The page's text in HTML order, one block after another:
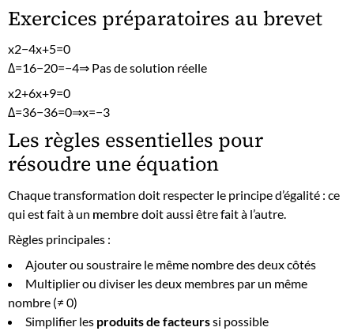
Exercices préparatoires au brevet
x2−4x+5=0
Δ=16−20=−4⇒ Pas de solution réelle
x2+6x+9=0
Δ=36−36=0⇒x=−3
Les règles essentielles pour
résoudre une équation
Chaque transformation doit respecter le principe d’égalité : ce
qui est fait à un membre doit aussi être fait à l’autre.
Règles principales :
Ajouter ou soustraire le même nombre des deux côtés
Multiplier ou diviser les deux membres par un même
nombre (≠ 0)
Simplifier les produits de facteurssi possible